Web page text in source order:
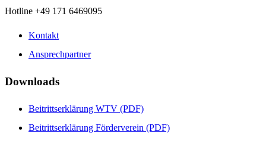
Hotline +49 171 6469095
Kontakt
Ansprechpartner
Downloads
Beitrittserklärung WTV (PDF)
Beitrittserklärung Förderverein (PDF)